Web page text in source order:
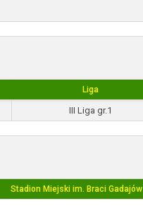
Liga
III Liga gr.1
Stadion Miejski im. Braci Gadajów